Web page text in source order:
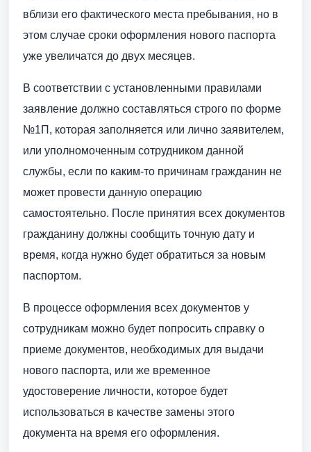
вблизи его фактического места пребывания, но в
этом случае сроки оформления нового паспорта
уже увеличатся до двух месяцев.
В соответствии с установленными правилами
заявление должно составляться строго по форме
№1П, которая заполняется или лично заявителем,
или уполномоченным сотрудником данной
службы, если по каким-то причинам гражданин не
может провести данную операцию
самостоятельно. После принятия всех документов
гражданину должны сообщить точную дату и
время, когда нужно будет обратиться за новым
паспортом.
В процессе оформления всех документов у
сотрудникам можно будет попросить справку о
приеме документов, необходимых для выдачи
нового паспорта, или же временное
удостоверение личности, которое будет
использоваться в качестве замены этого
документа на время его оформления.